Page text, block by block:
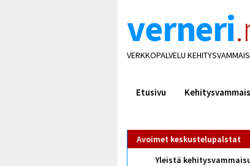
verneri
VERKKOPALVELU
Etusivu
Avoimet keskustelupalstat
Yleistä